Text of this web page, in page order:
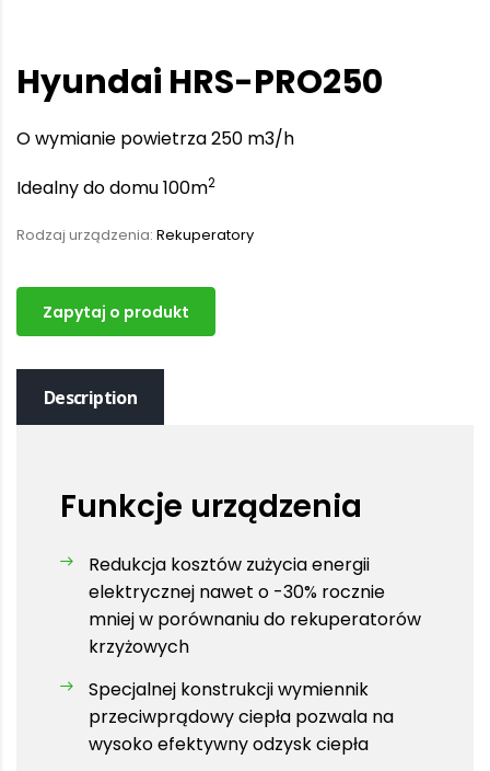
Hyundai HRS-PRO250
O wymianie powietrza 250 m3/h
Idealny do domu 100m2
Rodzaj urządzenia: Rekuperatory
Zapytaj o produkt
Description
Funkcje urządzenia
Redukcja kosztów zużycia energii
elektrycznej nawet o -30% rocznie
mniej w porównaniu do rekuperatorów
krzyżowych
Specjalnej konstrukcji wymiennik
przeciwprądowy ciepła pozwala na
wysoko efektywny odzysk ciepła